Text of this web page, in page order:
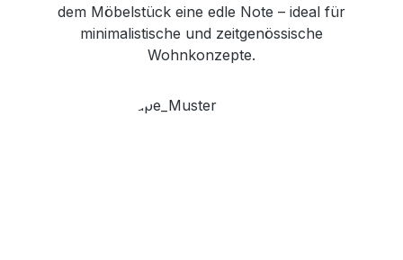
dem Möbelstück eine edle Note – ideal für
minimalistische und zeitgenössische
Wohnkonzepte.